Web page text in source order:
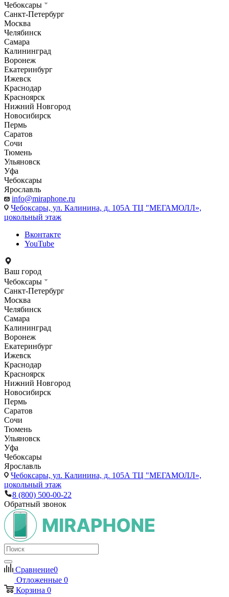
Чебоксары
Санкт-Петербург
Москва
Челябинск
Самара
Калининград
Воронеж
Екатеринбург
Ижевск
Краснодар
Красноярск
Нижний Новгород
Новосибирск
Пермь
Саратов
Сочи
Тюмень
Ульяновск
Уфа
Чебоксары
Ярославль
info@miraphone.ru
Чебоксары, ул. Калинина, д. 105А ТЦ "МЕГАМОЛЛ»,
цокольный этаж
Вконтакте
YouTube
Ваш город
Чебоксары
Санкт-Петербург
Москва
Челябинск
Самара
Калининград
Воронеж
Екатеринбург
Ижевск
Краснодар
Красноярск
Нижний Новгород
Новосибирск
Пермь
Саратов
Сочи
Тюмень
Ульяновск
Уфа
Чебоксары
Ярославль
Чебоксары, ул. Калинина, д. 105А ТЦ "МЕГАМОЛЛ»,
цокольный этаж
8 (800) 500-00-22
Обратный звонок
Сравнение0
Отложенные 0
Корзина 0